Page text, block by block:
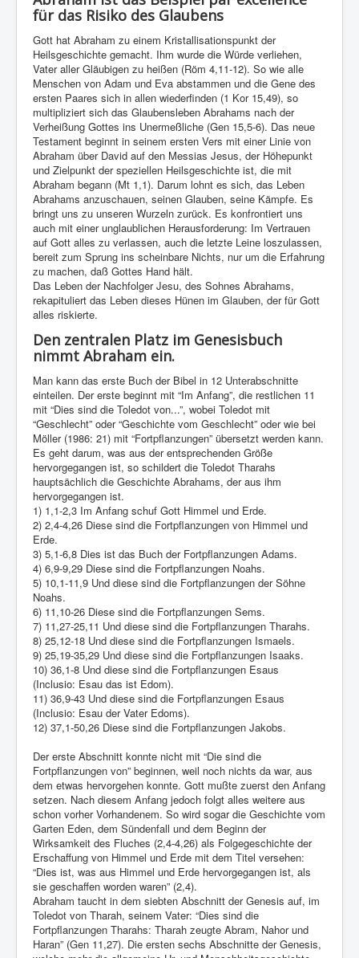
für das Risiko des Glaubens
Gott hat Abraham zu einem Kristallisationspunkt der
Heilsgeschichte gemacht. Ihm wurde die Würde verliehen,
Vater aller Gläubigen zu heißen (Röm 4,11-12). So wie alle
Menschen von Adam und Eva abstammen und die Gene des
ersten Paares sich in allen wiederfinden (1 Kor 15,49), so
multipliziert sich das Glaubensleben Abrahams nach der
Verheißung Gottes ins Unermeßliche (Gen 15,5-6). Das neue
Testament beginnt in seinem ersten Vers mit einer Linie von
Abraham über David auf den Messias Jesus, der Höhepunkt
und Zielpunkt der speziellen Heilsgeschichte ist, die mit
Abraham begann (Mt 1,1). Darum lohnt es sich, das Leben
Abrahams anzuschauen, seinen Glauben, seine Kämpfe. Es
bringt uns zu unseren Wurzeln zurück. Es konfrontiert uns
auch mit einer unglaublichen Herausforderung: Im Vertrauen
auf Gott alles zu verlassen, auch die letzte Leine loszulassen,
bereit zum Sprung ins scheinbare Nichts, nur um die Erfahrung
zu machen, daß Gottes Hand hält.
Das Leben der Nachfolger Jesu, des Sohnes Abrahams,
rekapituliert das Leben dieses Hünen im Glauben, der für Gott
alles riskierte.
Den zentralen Platz im Genesisbuch
nimmt Abraham ein.
Man kann das erste Buch der Bibel in 12 Unterabschnitte
einteilen. Der erste beginnt mit “Im Anfang”, die restlichen 11
mit “Dies sind die Toledot von...”, wobei Toledot mit
“Geschlecht” oder “Geschichte vom Geschlecht” oder wie bei
Möller (1986: 21) mit “Fortpflanzungen” übersetzt werden kann.
Es geht darum, was aus der entsprechenden Größe
hervorgegangen ist, so schildert die Toledot Tharahs
hauptsächlich die Geschichte Abrahams, der aus ihm
hervorgegangen ist.
1) 1,1-2,3 Im Anfang schuf Gott Himmel und Erde.
2) 2,4-4,26 Diese sind die Fortpflanzungen von Himmel und
Erde.
3) 5,1-6,8 Dies ist das Buch der Fortpflanzungen Adams.
4) 6,9-9,29 Diese sind die Fortpflanzungen Noahs.
5) 10,1-11,9 Und diese sind die Fortpflanzungen der Söhne
Noahs.
6) 11,10-26 Diese sind die Fortpflanzungen Sems.
7) 11,27-25,11 Und diese sind die Fortpflanzungen Tharahs.
8) 25,12-18 Und diese sind die Fortpflanzungen Ismaels.
9) 25,19-35,29 Und diese sind die Fortpflanzungen Isaaks.
10) 36,1-8 Und diese sind die Fortpflanzungen Esaus
(Inclusio: Esau das ist Edom).
11) 36,9-43 Und diese sind die Fortpflanzungen Esaus
(Inclusio: Esau der Vater Edoms).
12) 37,1-50,26 Diese sind die Fortpflanzungen Jakobs.
Der erste Abschnitt konnte nicht mit “Die sind die
Fortpflanzungen von” beginnen, weil noch nichts da war, aus
dem etwas hervorgehen konnte. Gott mußte zuerst den Anfang
setzen. Nach diesem Anfang jedoch folgt alles weitere aus
schon vorher Vorhandenem. So wird sogar die Geschichte vom
Garten Eden, dem Sündenfall und dem Beginn der
Wirksamkeit des Fluches (2,4-4,26) als Folgegeschichte der
Erschaffung von Himmel und Erde mit dem Titel versehen:
“Dies ist, was aus Himmel und Erde hervorgegangen ist, als
sie geschaffen worden waren” (2,4).
Abraham taucht in dem siebten Abschnitt der Genesis auf, im
Toledot von Tharah, seinem Vater: “Dies sind die
Fortpflanzungen Tharahs: Tharah zeugte Abram, Nahor und
Haran” (Gen 11,27). Die ersten sechs Abschnitte der Genesis,